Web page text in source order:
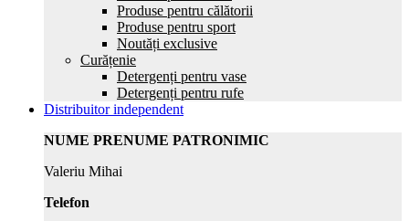
Produse pentru călătorii
Produse pentru sport
Noutăți exclusive
Curățenie
Detergenți pentru vase
Detergenți pentru rufe
Distribuitor independent
NUME PRENUME PATRONIMIC
Valeriu Mihai
Telefon